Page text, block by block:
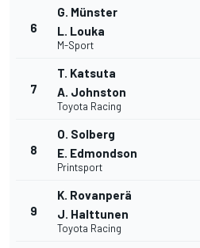
6
G. Münster
L. Louka
M-Sport
7
T. Katsuta
A. Johnston
Toyota Racing
8
O. Solberg
E. Edmondson
Printsport
9
K. Rovanperä
J. Halttunen
Toyota Racing